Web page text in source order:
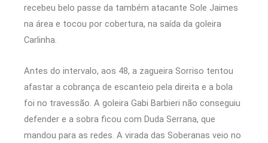
recebeu belo passe da também atacante Sole Jaimes
na área e tocou por cobertura, na saída da goleira
Carlinha.
Antes do intervalo, aos 48, a zagueira Sorriso tentou
afastar a cobrança de escanteio pela direita e a bola
foi no travessão. A goleira Gabi Barbieri não conseguiu
defender e a sobra ficou com Duda Serrana, que
mandou para as redes. A virada das Soberanas veio no